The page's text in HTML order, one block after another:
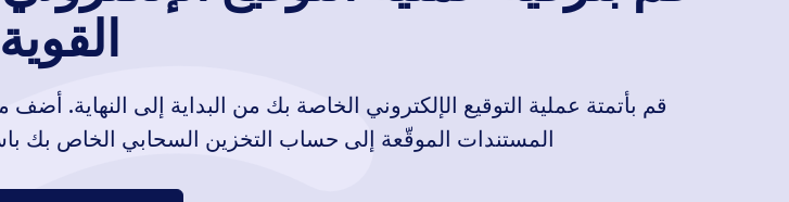
الفيديو) أو شخصيًا.
تطور التوقيعات الإلكترونية
في حين أن عامة الناس لم يتعرفوا على التوقيعات الإلكترونية إلا في العشرين عامًا الماضية، فقد
القوية
قم بأتمتة عملية التوقيع الإلكتروني الخاصة بك من البداية إلى
المستندات الموقّعة إلى حساب التخزين السحابي الخاص بك